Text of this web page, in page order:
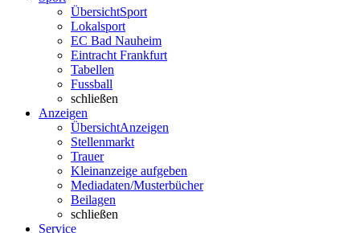
ÜbersichtSport
Lokalsport
EC Bad Nauheim
Eintracht Frankfurt
Tabellen
Fussball
schließen
Anzeigen
ÜbersichtAnzeigen
Stellenmarkt
Trauer
Kleinanzeige aufgeben
Mediadaten/Musterbücher
Beilagen
schließen
Service